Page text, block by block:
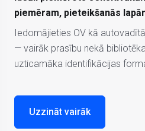
piemēram, pieteikšanās
Iedomājieties OV kā
— vairāk prasību nekā
uzticamāka identifikācijas
Uzzināt vairāk